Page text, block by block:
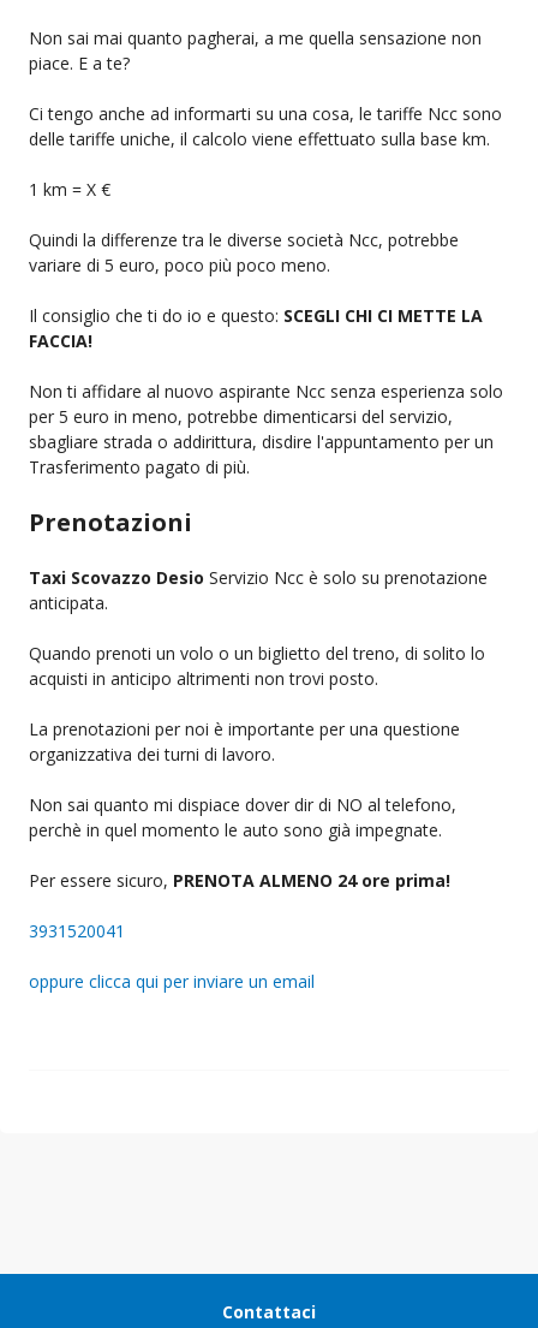
Non sai mai quanto pagherai, a me quella sensazione non
piace. E a te?
Ci tengo anche ad informarti su una cosa, le tariffe Ncc sono
delle tariffe uniche, il calcolo viene effettuato sulla base km.
1 km = X €
Quindi la differenze tra le diverse società Ncc, potrebbe
variare di 5 euro, poco più poco meno.
Il consiglio che ti do io e questo: SCEGLI CHI CI METTE LA
FACCIA!
Non ti affidare al nuovo aspirante Ncc senza esperienza solo
per 5 euro in meno, potrebbe dimenticarsi del servizio,
sbagliare strada o addirittura, disdire l'appuntamento per un
Trasferimento pagato di più.
Prenotazioni
Taxi Scovazzo Desio Servizio Ncc è solo su prenotazione
anticipata.
Quando prenoti un volo o un biglietto del treno, di solito lo
acquisti in anticipo altrimenti non trovi posto.
La prenotazioni per noi è importante per una questione
organizzativa dei turni di lavoro.
Non sai quanto mi dispiace dover dir di NO al telefono,
perchè in quel momento le auto sono già impegnate.
Per essere sicuro, PRENOTA ALMENO 24 ore prima!
3931520041
oppure clicca qui per inviare un email
Contattaci